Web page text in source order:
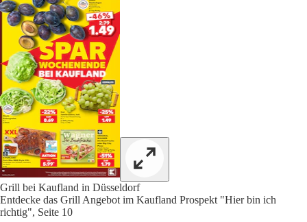
Grill bei Kaufland in Düsseldorf
Entdecke das Grill Angebot im Kaufland Prospekt "Hier bin ich
richtig", Seite 10